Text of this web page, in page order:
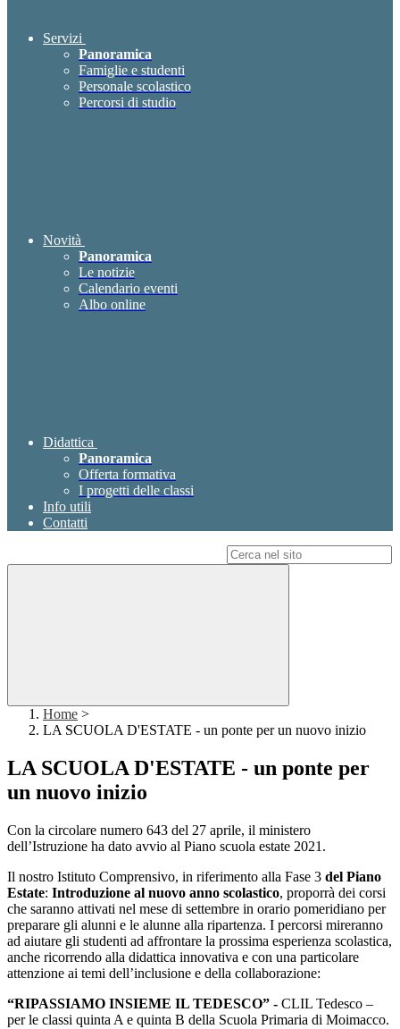
Servizi
Panoramica
Famiglie e studenti
Personale scolastico
Percorsi di studio
Novità
Panoramica
Le notizie
Calendario eventi
Albo online
Didattica
Panoramica
Offerta formativa
I progetti delle classi
Info utili
Contatti
Home >
LA SCUOLA D'ESTATE - un ponte per un nuovo inizio
LA SCUOLA D'ESTATE - un ponte per
un nuovo inizio
Con la circolare numero 643 del 27 aprile, il ministero
dell’Istruzione ha dato avvio al Piano scuola estate 2021.
Il nostro Istituto Comprensivo, in riferimento alla Fase 3 del Piano
Estate: Introduzione al nuovo anno scolastico, proporrà dei corsi
che saranno attivati nel mese di settembre in orario pomeridiano per
preparare gli alunni e le alunne alla ripartenza. I percorsi mireranno
ad aiutare gli studenti ad affrontare la prossima esperienza scolastica,
anche ricorrendo alla didattica innovativa e con una particolare
attenzione ai temi dell’inclusione e della collaborazione:
“RIPASSIAMO INSIEME IL TEDESCO” - CLIL Tedesco –
per le classi quinta A e quinta B della Scuola Primaria di Moimacco.